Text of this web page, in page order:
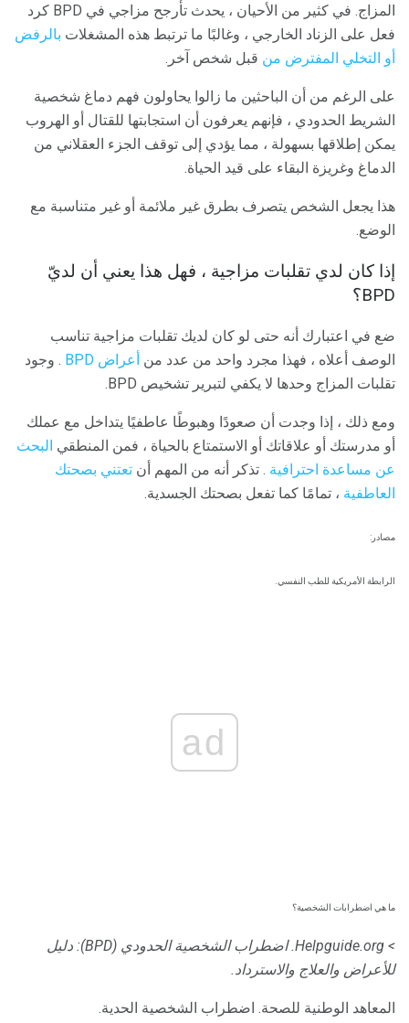
المزاج. في كثير من الأحيان ، يحدث تأرجح مزاجي في BPD كرد
فعل على الزناد الخارجي ، وغالبًا ما ترتبط هذه المشغلات بالرفض
أو التخلي المفترض من قبل شخص آخر.
على الرغم من أن الباحثين ما زالوا يحاولون فهم دماغ شخصية
الشريط الحدودي ، فإنهم يعرفون أن استجابتها للقتال أو الهروب
يمكن إطلاقها بسهولة ، مما يؤدي إلى توقف الجزء العقلاني من
الدماغ وغريزة البقاء على قيد الحياة.
هذا يجعل الشخص يتصرف بطرق غير ملائمة أو غير متناسبة مع
الوضع.
إذا كان لدي تقلبات مزاجية ، فهل هذا يعني أن لديّ
BPD؟
ضع في اعتبارك أنه حتى لو كان لديك تقلبات مزاجية تناسب
الوصف أعلاه ، فهذا مجرد واحد من عدد من أعراض BPD
. وجود
تقلبات المزاج وحدها لا يكفي لتبرير تشخيص BPD.
ومع ذلك ، إذا وجدت أن صعودًا وهبوطًا عاطفيًا يتداخل مع عملك
أو مدرستك أو علاقاتك أو الاستمتاع بالحياة ، فمن المنطقي البحث
عن مساعدة احترافية . تذكر أنه من المهم أن تعتني بصحتك
العاطفية ، تمامًا كما تفعل بصحتك الجسدية.
مصادر:
الرابطة الأمريكية للطب النفسي.
ad
ما هي اضطرابات الشخصية؟
> Helpguide.org.
اضطراب الشخصية الحدودي (BPD): دليل
للأعراض والعلاج والاسترداد.
المعاهد الوطنية للصحة. اضطراب الشخصية الحدية.